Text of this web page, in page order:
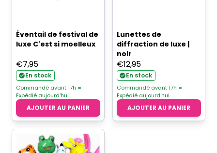
Éventail de festival de
luxe C'est si moelleux
€7,95
En stock
Commandé avant 17h =
Expédié aujourd'hui
AJOUTER AU PANIER
Lunettes de
diffraction de luxe |
noir
€12,95
En stock
Commandé avant 17h =
Expédié aujourd'hui
AJOUTER AU PANIER